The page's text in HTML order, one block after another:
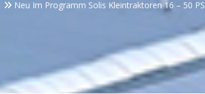
Neu Im Programm Solis Kleintraktoren 16 – 50 PS